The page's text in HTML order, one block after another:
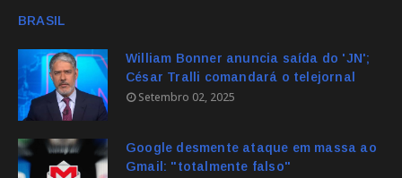
BRASIL
William Bonner anuncia saída do 'JN';
César Tralli comandará o telejornal
Setembro 02, 2025
Google desmente ataque em massa ao
Gmail: "totalmente falso"